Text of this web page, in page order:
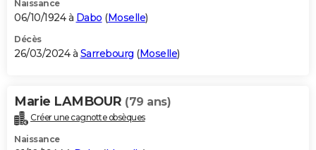
Naissance
06/10/1924 à Dabo (Moselle)
Décès
26/03/2024 à Sarrebourg (Moselle)
Marie LAMBOUR (79 ans)
Créer une cagnotte obsèques
Naissance